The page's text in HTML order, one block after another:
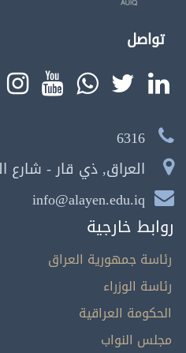
تواصل
6316
العراق, ذي قار - شارع
info@alayen.edu.iq
روابط خارجية
رئاسة جمهورية العراق
رئاسة الوزراء
الحكومة العراقية
مجلس النواب